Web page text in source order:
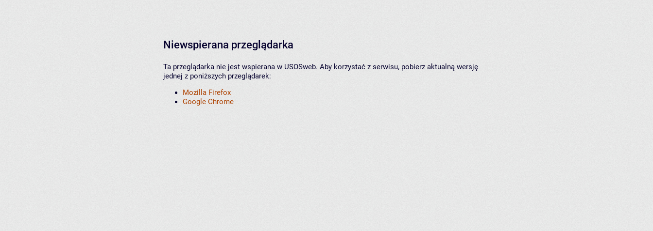
Niewspierana przeglądarka
Ta przeglądarka nie jest wspierana w USOSweb. Aby korzystać z serwisu, pobierz aktualną wersję
jednej z poniższych przeglądarek:
Mozilla Firefox
Google Chrome